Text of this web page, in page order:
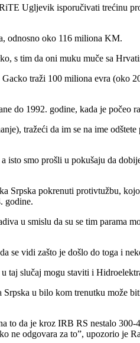
Ugljevik isporučivati trećinu
odnosno oko 116 miliona KM.
s tim da oni muku muče sa
traži 100 miliona evra (oko
do 1992. godine, kada je počeo
tražeći da im se na ime
smo prošli u pokušaju da
Srpska pokrenuti protivtužbu,
godine.
u smislu da su se tim parama
se vidi zašto je došlo do toga i
taj slučaj mogu staviti i
u bilo kom trenutku može
to da je kroz IRB RS nestalo
ne odgovara za to”, upozorio je